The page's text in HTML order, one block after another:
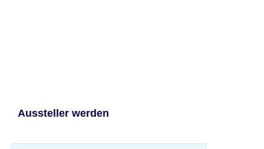
Aussteller werden